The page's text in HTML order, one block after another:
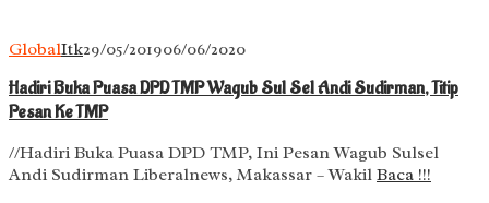
GlobalItk29/05/201906/06/2020
Hadiri Buka Puasa DPD TMP Wagub Sul Sel Andi Sudirman, Titip
Pesan Ke TMP
//Hadiri Buka Puasa DPD TMP, Ini Pesan Wagub Sulsel
Andi Sudirman Liberalnews, Makassar – Wakil Baca !!!